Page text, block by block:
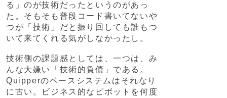
る」のが技術だったというのがあっ
た。そもそも普段コード書いてないや
つが「技術」だと振り回しても誰もつ
いて来てくれる気がしなかったし。
技術側の課題感としては、一つは、み
んな大嫌い「技術的負債」である。
Quipperのベースシステムはそれなり
に古い。ビジネス的なピボットを何度